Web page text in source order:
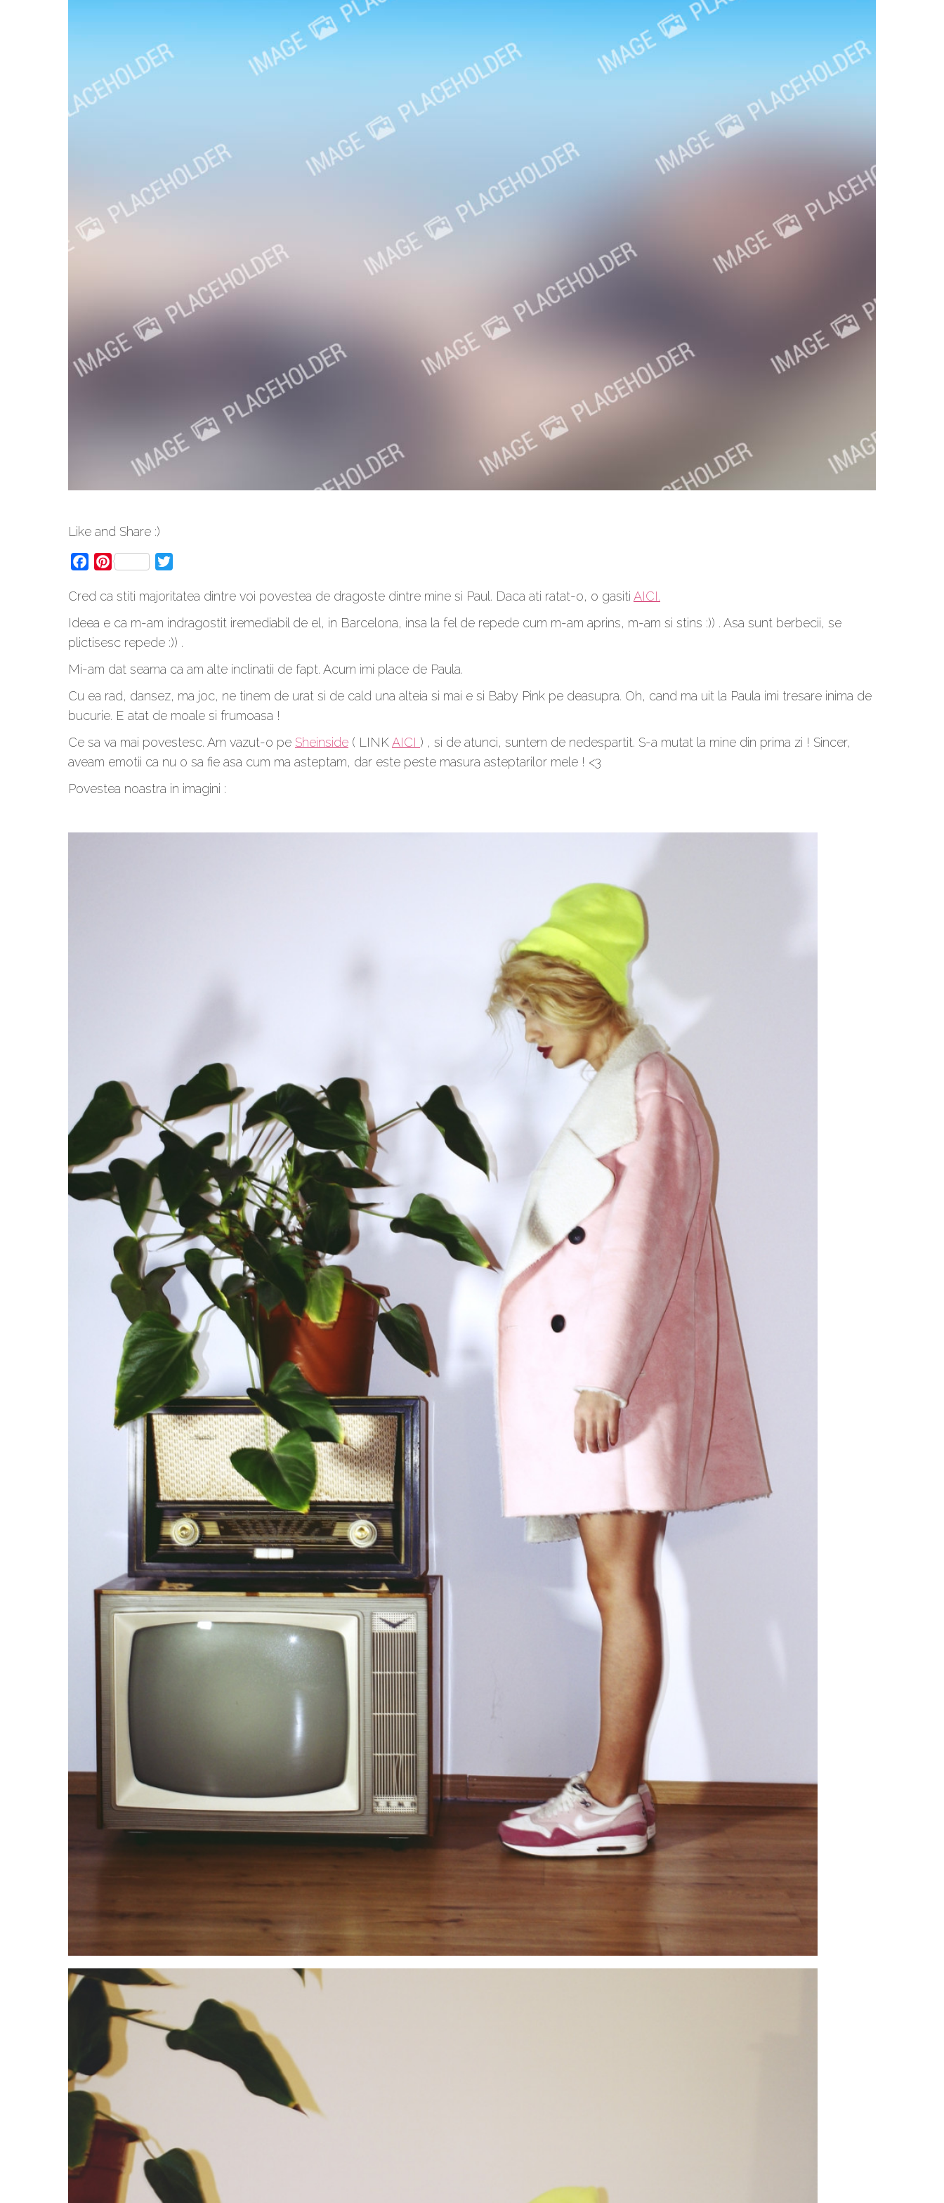
Like and Share :)
FacebookPinterest
Cred ca stiti majoritatea dintre voi povestea de dragoste dintre mine si Paul. Daca ati ratat-o, o gasiti AICI.
Ideea e ca m-am indragostit iremediabil de el, in Barcelona, insa la fel de repede cum m-am aprins, m-am si stins :)) . Asa sunt berbecii, se
plictisesc repede :)) .
Mi-am dat seama ca am alte inclinatii de fapt. Acum imi place de Paula.
Cu ea rad, dansez, ma joc, ne tinem de urat si de cald una alteia si mai e si Baby Pink pe deasupra. Oh, cand ma uit la Paula imi tresare inima de
bucurie. E atat de moale si frumoasa !
Ce sa va mai povestesc. Am vazut-o pe Sheinside ( LINK AICI ) , si de atunci, suntem de nedespartit. S-a mutat la mine din prima zi ! Sincer,
aveam emotii ca nu o sa fie asa cum ma asteptam, dar este peste masura asteptarilor mele ! <3
Povestea noastra in imagini :